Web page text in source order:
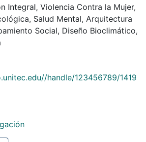
Integral, Violencia Contra la Mujer,
, Salud Mental, Arquitectura
Social, Diseño Bioclimático,
handle/123456789/1419